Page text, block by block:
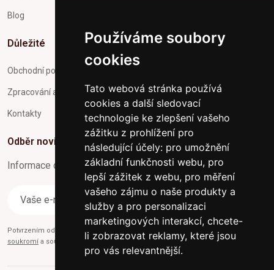
Používáme soubory
cookies
Tato webová stránka používá
cookies a další sledovací
technologie ke zlepšení vašeho
zážitku z prohlížení pro
následující účely: pro umožnění
základní funkčnosti webu, pro
lepší zážitek z webu, pro měření
vašeho zájmu o naše produkty a
služby a pro personalizaci
marketingových interakcí, chcete-
li zobrazovat reklamy, které jsou
pro vás relevantnější.
Blog
Důležité
Obchodní podmínky
Zpracování a ochrana osobních údajů
Kontakty
Odběr novinek
Informace o Novinkách a užitečné rady max. 1x za týden
Odebírat
Potvrzením odběru současně souhlasíte s našimi podmínkami o
soukromí a současně nám udělujete souhlas se zasíláním obchodních e-mailů.